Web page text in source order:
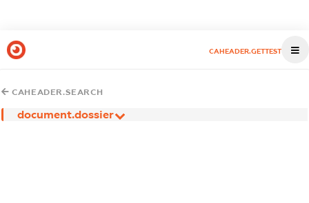
CAHEADER.GETTEST
CAHEADER.SEARCH
document.dossier